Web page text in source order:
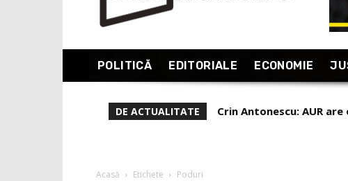
POLITICĂ EDITORIALE ECONOMIE
DE ACTUALITATE
Crin Antonescu: AUR
Acasă Etichete Poduri